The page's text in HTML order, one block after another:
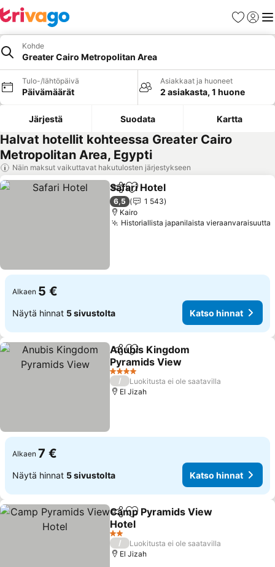
Suosikit
Kohde
Greater Cairo Metropolitan Area
Tulo-/lähtöpäivä
Päivämäärät
Asiakkaat ja huoneet
2 asiakasta, 1 huone
Järjestä Suodata Kartta
Halvat hotellit kohteessa Greater Cairo
Metropolitan Area, Egypti
Näin maksut vaikuttavat hakutulosten järjestykseen
Jaa Lisää suosikkeihin
Safari Hotel
6,5
1 543
Kairo
Historiallista japanilaista vieraanvaraisuutta
Alkaen 5 €
Näytä hinnat 5 sivustolta Katso hinnat
Jaa Lisää suosikkeihin
Anubis Kingdom
Pyramids View
4 Tähtiluokitus
/
Luokitusta ei ole saatavilla
El Jizah
Alkaen 7 €
Näytä hinnat 5 sivustolta Katso hinnat
Jaa Lisää suosikkeihin
Camp Pyramids View
Hotel
2 Tähtiluokitus
/
Luokitusta ei ole saatavilla
El Jizah